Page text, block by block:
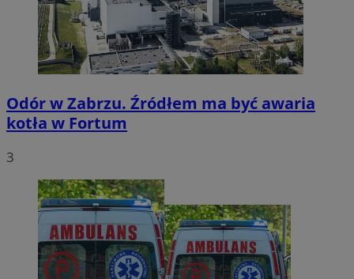
Odór w Zabrzu. Źródłem ma być awaria
kotła w Fortum
3